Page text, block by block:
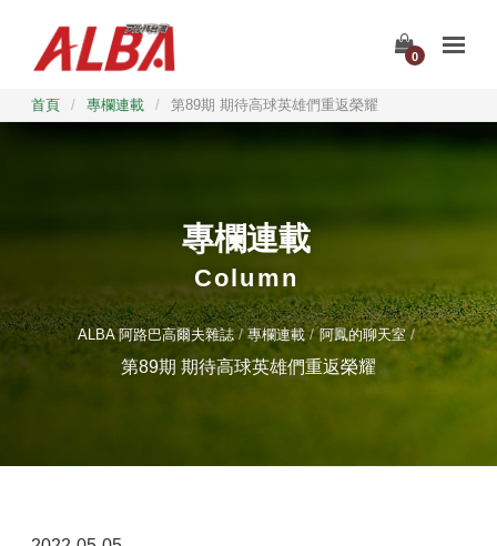
0
首頁 / 專欄連載 / 第89期 期待高球英雄們重返榮耀
專欄連載
Column
ALBA 阿路巴高爾夫雜誌 專欄連載 阿鳳的聊天室
第89期 期待高球英雄們重返榮耀